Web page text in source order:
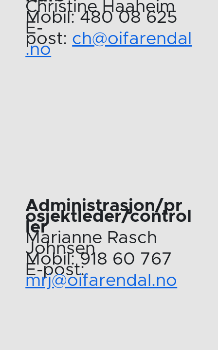
Christine Haaheim
Mobil: 480 08 625
E-
post: ch@oifarendal
.no
Administrasjon/pr
osjektleder/control
ler
Marianne Rasch
Johnsen
Mobil: 918 60 767
E-post:
mrj@oifarendal.no